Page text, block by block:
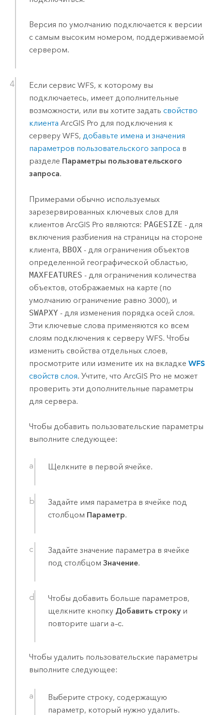
Версия по умолчанию подключается к версии
с самым высоким номером, поддерживаемой
сервером.
Если сервис WFS, к которому вы
подключаетесь, имеет дополнительные
возможности, или вы хотите задать свойство
клиента ArcGIS Pro для подключения к
серверу WFS, добавьте имена и значения
параметров пользовательского запроса в
разделе Параметры пользовательского
запроса.
Примерами обычно используемых
зарезервированных ключевых слов для
клиентов ArcGIS Pro являются: PAGESIZE - для
включения разбиения на страницы на стороне
клиента, BBOX - для ограничения объектов
определенной географической областью,
MAXFEATURES - для ограничения количества
объектов, отображаемых на карте (по
умолчанию ограничение равно 3000), и
SWAPXY - для изменения порядка осей слоя.
Эти ключевые слова применяются ко всем
слоям подключения к серверу WFS. Чтобы
изменить свойства отдельных слоев,
просмотрите или измените их на вкладке WFS
свойств слоя. Учтите, что ArcGIS Pro не может
проверить эти дополнительные параметры
для сервера.
Чтобы добавить пользовательские параметры
выполните следующее:
Щелкните в первой ячейке.
Задайте имя параметра в ячейке под
столбцом Параметр.
Задайте значение параметра в ячейке
под столбцомЗначение.
Чтобы добавить больше параметров,
щелкните кнопку Добавить строку и
повторите шаги a–c.
Чтобы удалить пользовательские параметры
выполните следующее:
Выберите строку, содержащую
параметр, который нужно удалить.